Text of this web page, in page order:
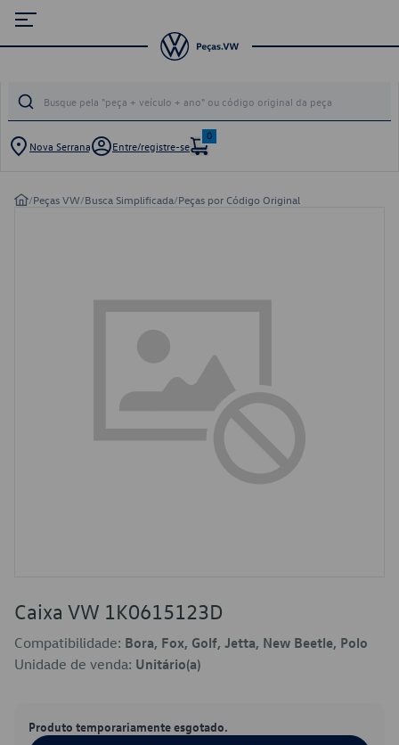
Nova Serrana Entre/registre-se
0
/Peças VW/Busca Simplificada/Peças por Código Original
Caixa VW 1K0615123D
Compatibilidade: Bora, Fox, Golf, Jetta, New Beetle, Polo
Unidade de venda: Unitário(a)
Produto temporariamente esgotado.